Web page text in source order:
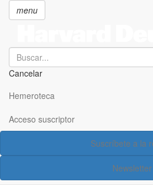
principal
menu
Search
Cancelar
Hemeroteca
Acceso suscriptor
Suscríbete a la
Newsletter
Acceso suscriptor